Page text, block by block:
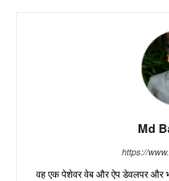
Md
https://
वह एक पेशेवर वेब और ऐप डेवलपर और